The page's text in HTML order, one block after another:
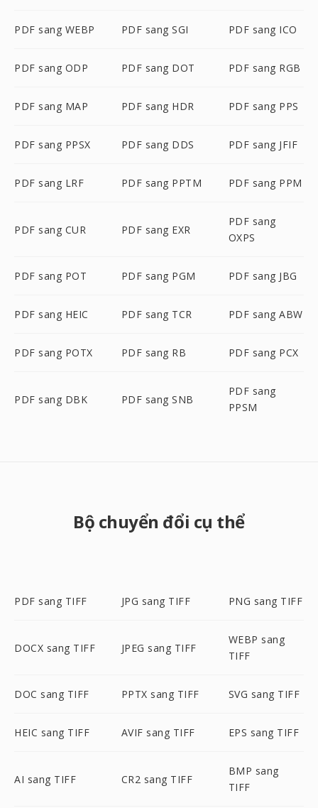
PDF sang WEBP PDF sang SGI PDF sang ICO
PDF sang ODP PDF sang DOT PDF sang RGB
PDF sang MAP PDF sang HDR PDF sang PPS
PDF sang PPSX PDF sang DDS PDF sang JFIF
PDF sang LRF PDF sang PPTM PDF sang PPM
PDF sang CUR PDF sang EXR
PDF sang
OXPS
PDF sang POT PDF sang PGM PDF sang JBG
PDF sang HEIC PDF sang TCR PDF sang ABW
PDF sang POTX PDF sang RB PDF sang PCX
PDF sang DBK PDF sang SNB
PDF sang
PPSM
Bộ chuyển đổi cụ thể
PDF sang TIFF JPG sang TIFF PNG sang TIFF
DOCX sang TIFF JPEG sang TIFF
WEBP sang
TIFF
DOC sang TIFF PPTX sang TIFF SVG sang TIFF
HEIC sang TIFF AVIF sang TIFF EPS sang TIFF
AI sang TIFF CR2 sang TIFF
BMP sang
TIFF